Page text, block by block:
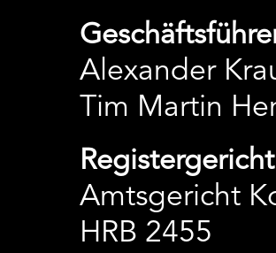
Alexander
Tim Martin
Registergericht
Amtsgericht
HRB 2455